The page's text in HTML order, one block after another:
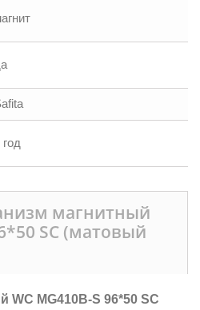
год
магнитный
SC (матовый
WC MG410B-S 96*50 SC